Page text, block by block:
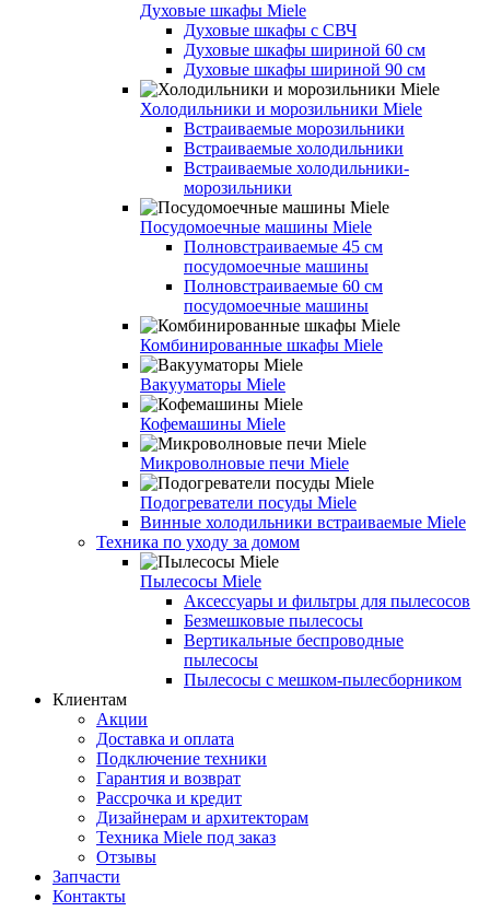
Духовые шкафы Miele
Духовые шкафы с СВЧ
Духовые шкафы шириной 60 см
Духовые шкафы шириной 90 см
Холодильники и морозильники Miele
Встраиваемые морозильники
Встраиваемые холодильники
Встраиваемые холодильники-
морозильники
Посудомоечные машины Miele
Полновстраиваемые 45 см
посудомоечные машины
Полновстраиваемые 60 см
посудомоечные машины
Комбинированные шкафы Miele
Вакууматоры Miele
Кофемашины Miele
Микроволновые печи Miele
Подогреватели посуды Miele
Винные холодильники встраиваемые Miele
Техника по уходу за домом
Пылесосы Miele
Аксессуары и фильтры для пылесосов
Безмешковые пылесосы
Вертикальные беспроводные
пылесосы
Пылесосы с мешком-пылесборником
Клиентам
Акции
Доставка и оплата
Подключение техники
Гарантия и возврат
Рассрочка и кредит
Дизайнерам и архитекторам
Техника Miele под заказ
Отзывы
Запчасти
Контакты